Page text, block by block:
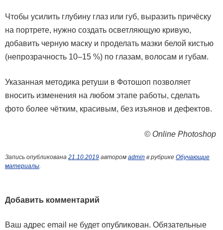
Чтобы усилить глубину глаз или губ, выразить причёску
на портрете, нужно создать осветляющую кривую,
добавить черную маску и проделать мазки белой кистью
(непрозрачность 10–15 %) по глазам, волосам и губам.
Указанная методика ретуши в Фотошоп позволяет
вносить изменения на любом этапе работы, сделать
фото более чётким, красивым, без изъянов и дефектов.
© Online Photoshop
Запись опубликована 21.10.2019 автором admin в рубрике Обучающие
материалы.
Добавить комментарий
Ваш адрес email не будет опубликован. Обязательные